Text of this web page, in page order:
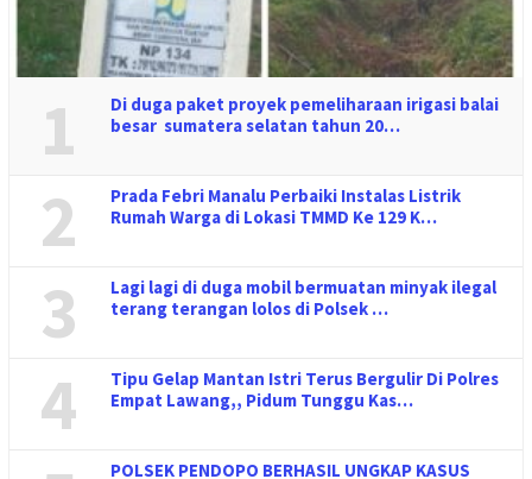
1
Di duga paket proyek pemeliharaan irigasi balai
besar sumatera selatan tahun 20…
2
Prada Febri Manalu Perbaiki Instalas Listrik
Rumah Warga di Lokasi TMMD Ke 129 K…
3
Lagi lagi di duga mobil bermuatan minyak ilegal
terang terangan lolos di Polsek …
4
Tipu Gelap Mantan Istri Terus Bergulir Di Polres
Empat Lawang,, Pidum Tunggu Kas…
POLSEK PENDOPO BERHASIL UNGKAP KASUS